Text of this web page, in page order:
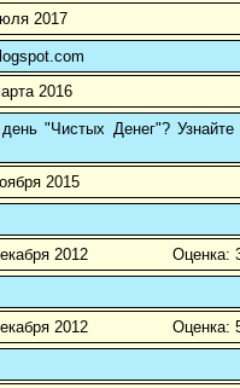
2017
2016
"Чистых Денег"?
2015
2012
Оценка:
2012
Оценка: